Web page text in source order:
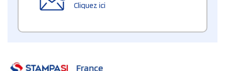
Cliquez ici